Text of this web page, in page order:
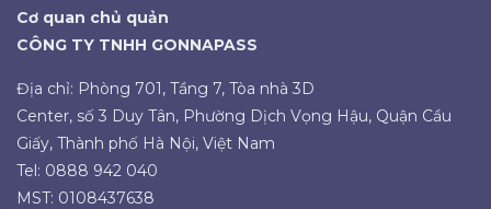
Cơ quan chủ quản
CÔNG TY TNHH GONNAPASS
Địa chỉ: Phòng 701, Tầng 7, Tòa nhà 3D
Center, số 3 Duy Tân, Phường Dịch Vọng Hậu, Quận Cầu
Giấy, Thành phố Hà Nội, Việt Nam
Tel: 0888 942 040
MST: 0108437638